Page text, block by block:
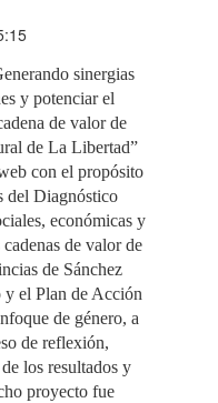
sinergias
y potenciar el
de valor de
de La Libertad”
con el propósito
del Diagnóstico
económicas y
de valor de
de Sánchez
el Plan de Acción
de género, a
de reflexión,
los resultados y
proyecto fue